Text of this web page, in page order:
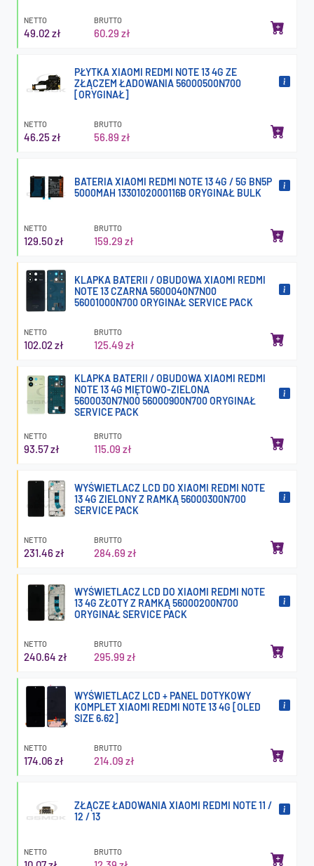
NETTO
49.02 zł
BRUTTO
60.29 zł
PŁYTKA XIAOMI REDMI NOTE 13 4G ZE
ZŁĄCZEM ŁADOWANIA 56000500N700
[ORYGINAŁ]
NETTO
46.25 zł
BRUTTO
56.89 zł
BATERIA XIAOMI REDMI NOTE 13 4G / 5G BN5P
5000MAH 1330102000116B ORYGINAŁ BULK
NETTO
129.50 zł
BRUTTO
159.29 zł
KLAPKA BATERII / OBUDOWA XIAOMI REDMI
NOTE 13 CZARNA 5600040N7N00
56001000N700 ORYGINAŁ SERVICE PACK
NETTO
102.02 zł
BRUTTO
125.49 zł
KLAPKA BATERII / OBUDOWA XIAOMI REDMI
NOTE 13 4G MIĘTOWO-ZIELONA
5600030N7N00 56000900N700 ORYGINAŁ
SERVICE PACK
NETTO
93.57 zł
BRUTTO
115.09 zł
WYŚWIETLACZ LCD DO XIAOMI REDMI NOTE
13 4G ZIELONY Z RAMKĄ 56000300N700
SERVICE PACK
NETTO
231.46 zł
BRUTTO
284.69 zł
WYŚWIETLACZ LCD DO XIAOMI REDMI NOTE
13 4G ZŁOTY Z RAMKĄ 56000200N700
ORYGINAŁ SERVICE PACK
NETTO
240.64 zł
BRUTTO
295.99 zł
WYŚWIETLACZ LCD + PANEL DOTYKOWY
KOMPLET XIAOMI REDMI NOTE 13 4G [OLED
SIZE 6.62]
NETTO
174.06 zł
BRUTTO
214.09 zł
ZŁĄCZE ŁADOWANIA XIAOMI REDMI NOTE 11 /
12 / 13
NETTO BRUTTO